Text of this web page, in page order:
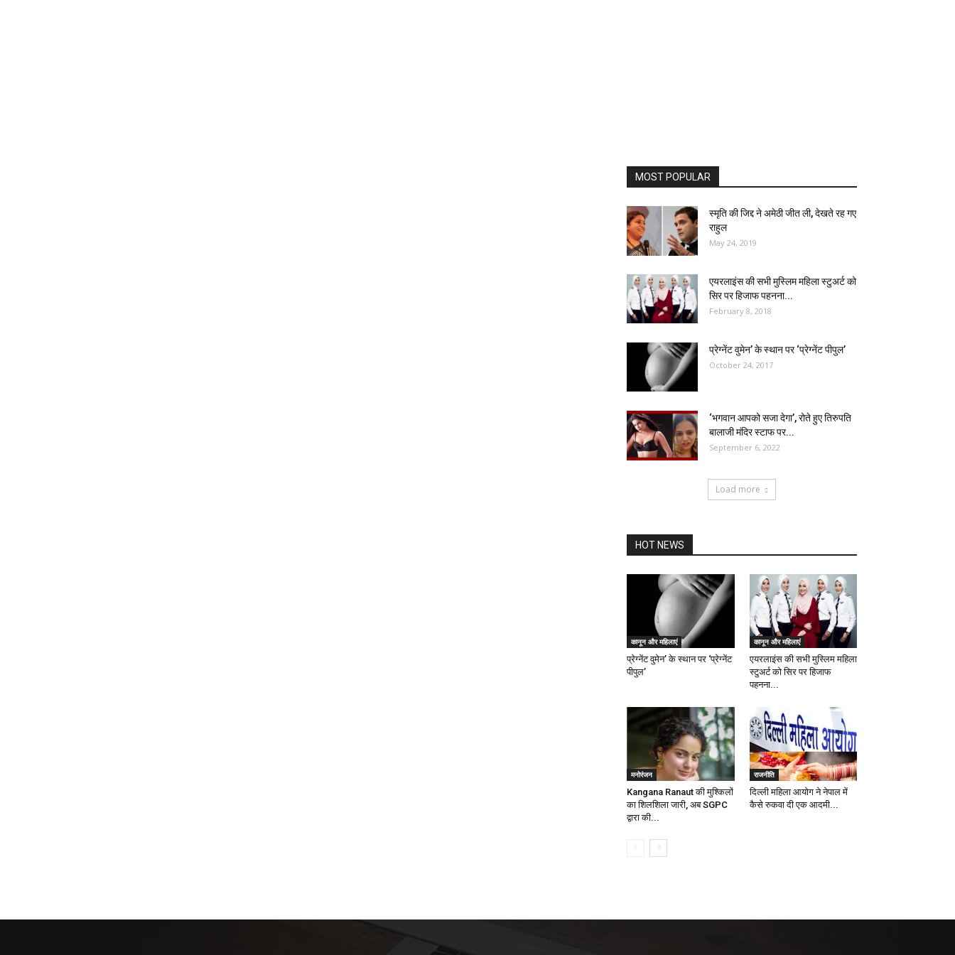
MOST POPULAR
स्मृति की जिद्द ने अमेठी जीत ली, देखते रह गए
राहुल
May 24, 2019
एयरलाइंस की सभी मुस्लिम महिला स्टुअर्ट को
सिर पर हिजाफ पहनना...
February 8, 2018
प्रेग्नेंट वुमेन’ के स्थान पर ‘प्रेग्नेंट पीपुल’
October 24, 2017
‘भगवान आपको सजा देगा’, रोते हुए तिरुपति
बालाजी मंदिर स्टाफ पर...
September 6, 2022
Load more
HOT NEWS
कानून और महिलाएं
प्रेग्नेंट वुमेन’ के स्थान पर ‘प्रेग्नेंट
पीपुल’
कानून और महिलाएं
एयरलाइंस की सभी मुस्लिम महिला
स्टुअर्ट को सिर पर हिजाफ
पहनना...
मनोरंजन
Kangana Ranaut की मुश्किलों
का शिलशिला जारी, अब SGPC
द्वारा की...
राजनीति
दिल्ली महिला आयोग ने नेपाल में
कैसे रुकवा दी एक आदमी...